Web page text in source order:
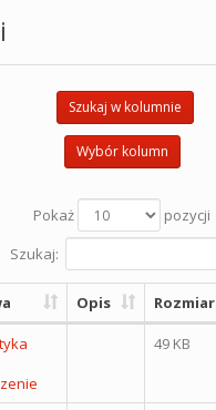
Szukaj w kolumnie
Wybór kolumn
Pokaż
pozycji
Szukaj:
Opis Rozmiar
49 KB